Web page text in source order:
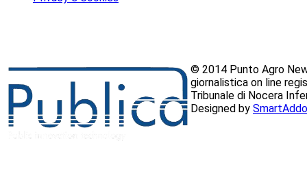
© 2014 Punto Agro
giornalistica on line
Tribunale di Nocera
Designed by